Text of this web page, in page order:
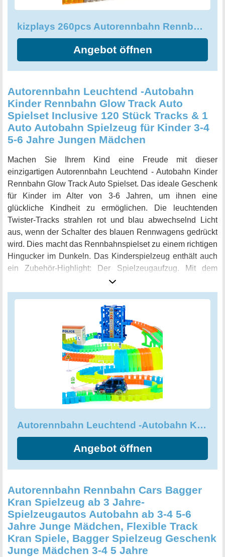
kizplays 260pcs Autorennbahn Rennbahn 6 Cars Bagger Spielzeug
Angebot öffnen
Autorennbahn Leuchtend -Autobahn
Kinder Rennbahn Glow Track Auto
Spielset Inclusive 120 Stück Tracks & 1
Auto Autobahn Spielzeug für Kinder 3-4
5-6 Jahre Jungen Mädchen
Machen Sie Ihrem Kind eine Freude mit dieser
einzigartigen Autorennbahn Leuchtend - Autobahn Kinder
Rennbahn Glow Track Auto Spielset. Das ideale Geschenk
für Kinder im Alter von 3-6 Jahren, um ihnen eine
glückliche Kindheit zu ermöglichen. Die leuchtenden
Twister-Tracks strahlen rot und blau abwechselnd Licht
aus, wenn der Schalter des blauen Rennwagens gedrückt
wird. Dies macht das Rennbahnspielset zu einem richtigen
Hingucker im Dunkeln. Das Kinderspielzeug enthält auch
ein Zubehör-Highlight: Der Spielzeugaufzug. Mit dem
Aufzug können Kinder das Spielzeugauto ohne große
Kraftaufwand auf eine höhere Ebene befördern und so
noch spannendere Rennen starten. Die 120 Stücke der
Rennbahn sind einfach zusammenzustecken und
unglaublich flexibel. Sie sind unendlich biegsam und
wandelbar, damit können Kinder immer wieder neue
Möglichkeiten entdecken. Jeder Teil der Rennbahn kann
von jedem Punkt aus demontiert und montiert werden, so
dass das Racing-Erlebnis immer wieder aufs Neue
angepasst werden kann. Dieses Glühende Autorennbahn-
Spielzeug Set ist ein perfektes Geschenk für Ihre Kinder.
Rennstrecken zum Leben erwecken wie noch nie zuvor
und verbringen Sie gemeinsame und unvergessliche
Momente zusammen. Bestellen Sie jetzt diese
Autorennbahn Leuchtend - Autobahn Kinder Rennbahn
Freude machen, die es nie vergessen wird.
Autorennbahn Leuchtend -Autobahn Kinder Rennbahn Glow Track
Angebot öffnen
Autorennbahn Rennbahn Cars Bagger
Kran Spielzeug ab 3 Jahre-
Spielzeugautos Autobahn ab 3-4 5-6
Jahre Junge Mädchen, Flexible Track
Kran Spiele, Bagger Spielzeug Geschenk
Junge Mädchen 3-4 5 Jahre